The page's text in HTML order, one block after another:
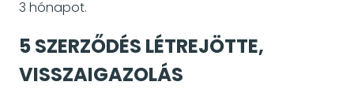
3 hónapot.
5 SZERZŐDÉS LÉTREJÖTTE,
VISSZAIGAZOLÁS